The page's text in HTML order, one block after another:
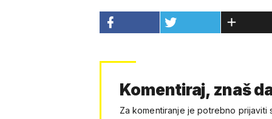
Komentiraj, znaš
Za komentiranje je potrebno prijaviti